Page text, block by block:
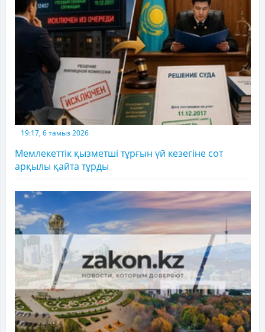
19:17, 6 тамыз 2026
Мемлекеттік қызметші тұрғын үй кезегіне сот
арқылы қайта тұрды